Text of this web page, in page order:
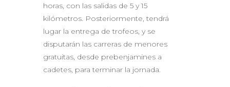
horas, con las salidas de 5 y 15
kilómetros. Posteriormente, tendrá
lugar la entrega de trofeos, y se
disputarán las carreras de menores
gratuitas, desde prebenjamines a
cadetes, para terminar la jornada.